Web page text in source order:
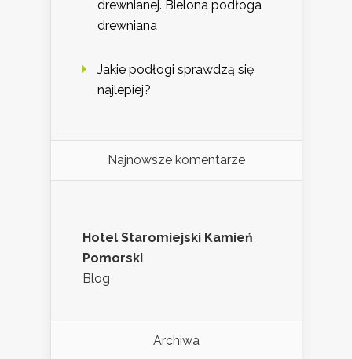
drewnianej. Bielona podłoga
drewniana
Jakie podłogi sprawdzą się
najlepiej?
Najnowsze komentarze
Hotel Staromiejski Kamień
Pomorski
Blog
Archiwa